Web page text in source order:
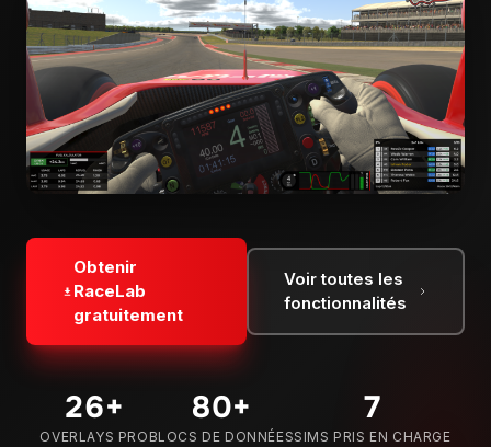
Obtenir
RaceLab
gratuitement
Voir toutes les
fonctionnalités
26+
OVERLAYS PRO
80+
BLOCS DE DONNÉES
7
SIMS PRIS EN CHARGE